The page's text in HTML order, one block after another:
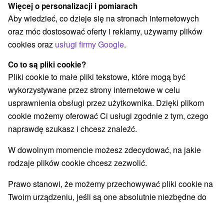
Kategorie
Wszystkie kategorie
Hotele na Slovacji(29)
Apartmány(19) Chaty na prenájom
Drevenice (22) Kempy
Ubytovne(14)
Wybierz lokalizację lub datę
Bojnice(10) Trenčín(5)
WSZYSTKO TOP - BESTSELLERY NAJTAŃSZE
Więcej o personalizacji i pomiarach
Aby wiedzieć, co dzieje się na stronach internetowych
oraz móc dostosować oferty i reklamy, używamy plików
cookies oraz usługi firmy Google.
Co to są pliki cookie?
Pliki cookie to małe pliki tekstowe, które mogą być
wykorzystywane przez strony internetowe w celu
usprawnienia obsługi przez użytkownika. Dzięki plikom
cookie możemy oferować Ci usługi zgodnie z tym, czego
naprawdę szukasz i chcesz znaleźć.
W dowolnym momencie możesz zdecydować, na jakie
rodzaje plików cookie chcesz zezwolić.
Prawo stanowi, że możemy przechowywać pliki cookie na
Twoim urządzeniu, jeśli są one absolutnie niezbędne do